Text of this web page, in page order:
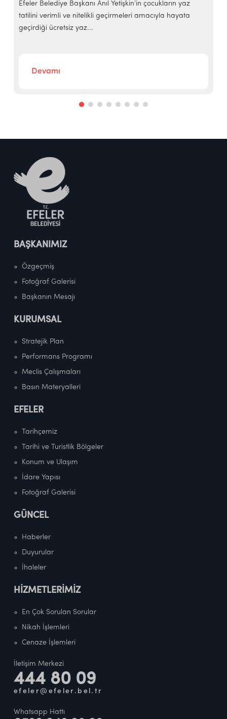
Efeler Belediye Başkanı Anıl Yetişkin’in çocukların yaz
tatilini verimli ve nitelikli geçirmeleri amacıyla hayata
geçirdiği ücretsiz yaz...
Devamı
BAŞKANIMIZ
Özgeçmiş
Fotoğraf Galerisi
Başkanın Mesajı
KURUMSAL
Stratejik Plan
Performans Programı
Meclis Çalışmaları
Basın Materyalleri
EFELER
Tarihçemiz
Tarihi ve Turistlik Bölgeler
Konum ve Ulaşım
İdare Yapısı
Fotoğraf Galerisi
GÜNCEL
Haberler
Duyurular
İhaleler
HİZMETLERİMİZ
En Çok Sorulan Sorular
Nikah İşlemleri
Cenaze İşlemleri
İletişim Merkezi
444 80 09
efeler@efeler.bel.tr
Whatsapp Hattı